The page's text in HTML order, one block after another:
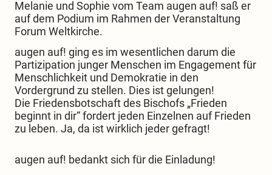
Melanie und Sophie vom Team augen auf! saß er
auf dem Podium im Rahmen der Veranstaltung
Forum Weltkirche.
augen auf! ging es im wesentlichen darum die
Partizipation junger Menschen im Engagement für
Menschlichkeit und Demokratie in den
Vordergrund zu stellen. Dies ist gelungen!
Die Friedensbotschaft des Bischofs „Frieden
beginnt in dir“ fordert jeden Einzelnen auf Frieden
zu leben. Ja, da ist wirklich jeder gefragt!
augen auf! bedankt sich für die Einladung!